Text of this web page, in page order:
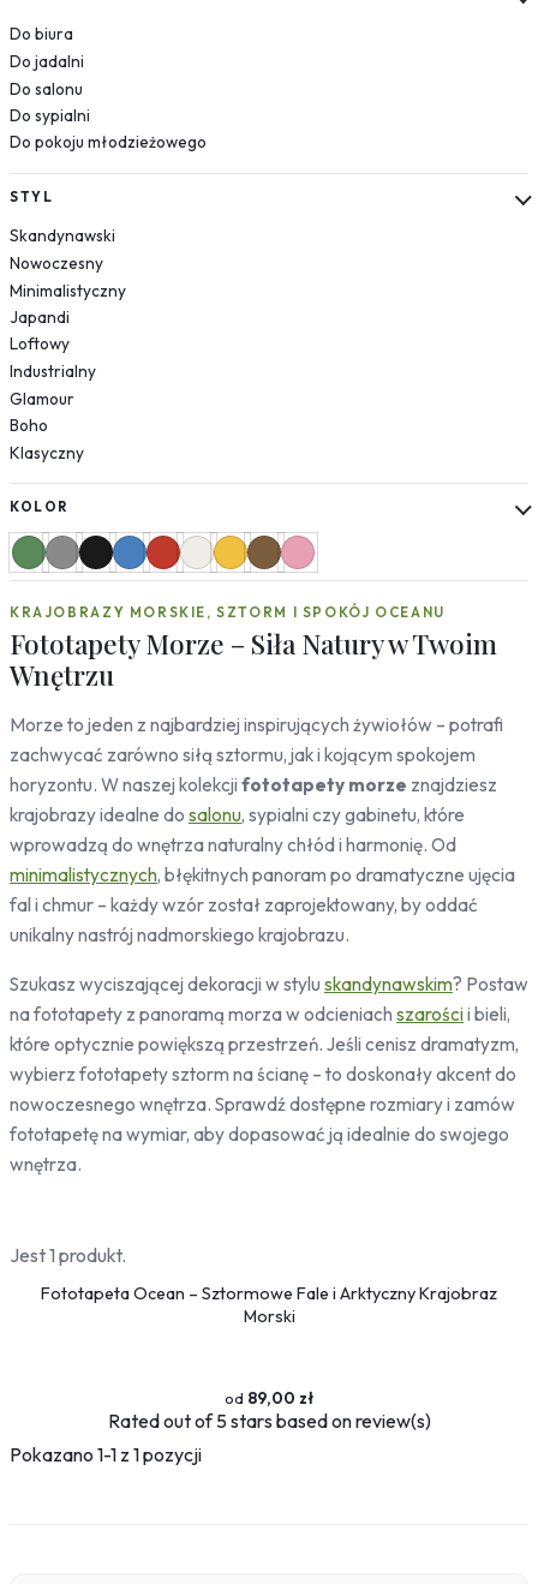
Krajobrazy
Góry
Las
Plaża
Wodospad
Pustynia
Jezioro
Morze
Kwiaty
Dmuchawce
Lawenda
Magnolie
Maki
Storczyki
Piwonie
Słoneczniki
Mapy
Miasta
Londyn
Nowy Jork
Paryż
Warszawa
Kraków
Gdańsk
Moskwa
Tokio
Berlin
Dubaj
Wrocław
Natura
Liście
Rośliny
Bambus
Drzewa
Niebo
Słońce
Owoce
Słodycze
Przyprawy
Samochody
Samoloty
Do biura
Do jadalni
Do salonu
Do sypialni
Do pokoju młodzieżowego
STYL
Skandynawski
Nowoczesny
Minimalistyczny
Japandi
Loftowy
Industrialny
Glamour
Boho
Klasyczny
KOLOR
KRAJOBRAZY MORSKIE, SZTORM I SPOKÓJ OCEANU
Fototapety Morze – Siła Natury w Twoim
Wnętrzu
Morze to jeden z najbardziej inspirujących żywiołów – potrafi
zachwycać zarówno siłą sztormu, jak i kojącym spokojem
horyzontu. W naszej kolekcji fototapety morze znajdziesz
krajobrazy idealne do salonu, sypialni czy gabinetu, które
wprowadzą do wnętrza naturalny chłód i harmonię. Od
minimalistycznych, błękitnych panoram po dramatyczne ujęcia
fal i chmur – każdy wzór został zaprojektowany, by oddać
unikalny nastrój nadmorskiego krajobrazu.
Szukasz wyciszającej dekoracji w stylu skandynawskim? Postaw
na fototapety z panoramą morza w odcieniach szarościi bieli,
które optycznie powiększą przestrzeń. Jeśli cenisz dramatyzm,
wybierz fototapety sztorm na ścianę – to doskonały akcent do
nowoczesnego wnętrza. Sprawdź dostępne rozmiary i zamów
fototapetę na wymiar, aby dopasować ją idealnie do swojego
wnętrza.
Jest 1 produkt.
Fototapeta Ocean – Sztormowe Fale i Arktyczny Krajobraz
Morski
89,00 zł
Ratedout of 5 stars based onreview(s)
Pokazano 1-1 z 1 pozycji